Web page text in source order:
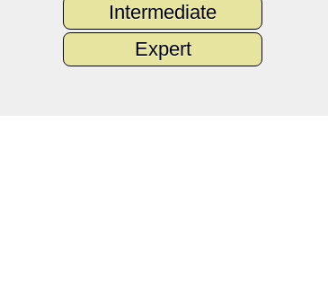
Intermediate
Expert